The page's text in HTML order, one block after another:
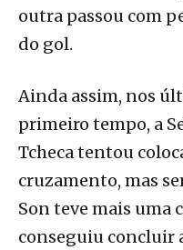
outra passou com
do gol.
Ainda assim, nos
primeiro tempo, a
Tcheca tentou
cruzamento, mas
Son teve mais uma
conseguiu concluir